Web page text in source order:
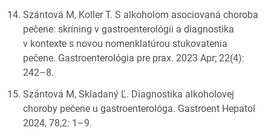
Szántová M, Koller T. S alkoholom asociovaná choroba
pečene: skríning v gastroenterológii a diagnostika
v kontexte s novou nomenklatúrou stukovatenia
pečene. Gastroenterológia pre prax. 2023 Apr; 22(4):
242–8.
Szántová M, Skladaný Ľ. Diagnostika alkoholovej
choroby pečene u gastroenterológa. Gastroent Hepatol
2024, 78,2: 1–9.